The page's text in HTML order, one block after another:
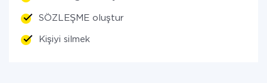
SÖZLEŞME oluştur
Kişiyi silmek